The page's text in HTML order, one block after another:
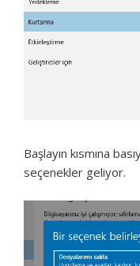
Başlayın kısmına
seçenekler geliyor.